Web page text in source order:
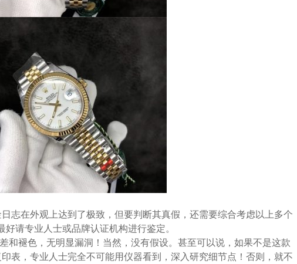
志在外观上达到了极致，但要判断其真假，还需要综合考虑以上多个
请专业人士或品牌认证机构进行鉴定。
和褪色，无明显漏洞！当然，没有假设。甚至可以说，如果不是这款
表，专业人士完全不可能用仪器看到，深入研究细节点！否则，就不